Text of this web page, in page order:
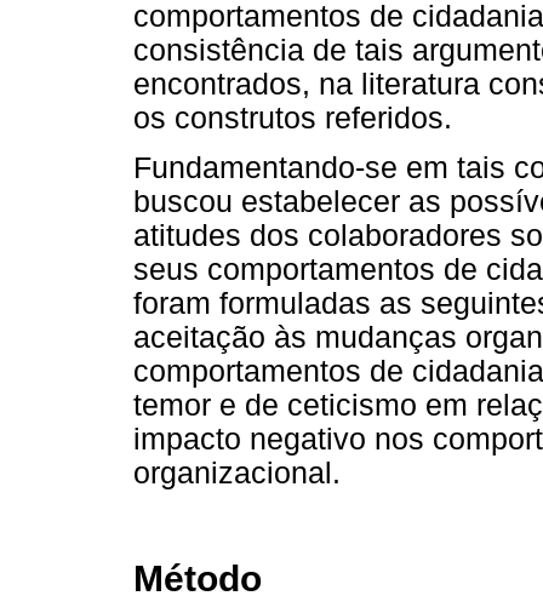
comportamentos de
consistência de tais
encontrados, na literatura
os construtos referidos.
Fundamentando-se em tais
buscou estabelecer as
atitudes dos colaboradores
seus comportamentos de
foram formuladas as
aceitação às mudanças
comportamentos de
temor e de ceticismo em
impacto negativo nos
organizacional.
Método